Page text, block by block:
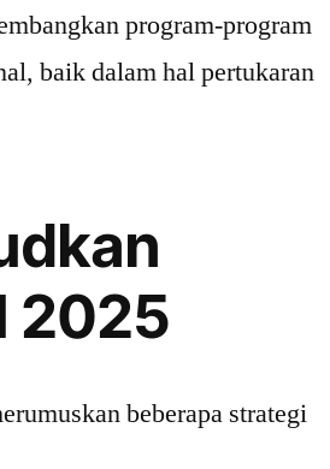
program-program
baik dalam hal pertukaran
2025
beberapa strategi